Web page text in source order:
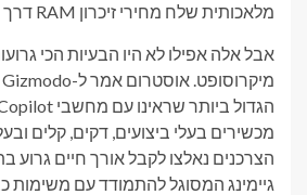
מלאכותית שלח מחירי זיכרון RAM דרך הגג.
מכשירים בעלי ביצועים, דקים, קלים
הצרכנים נאלצו לקבל אורך חיים
גיימינג המסוגל להתמודד עם משימות